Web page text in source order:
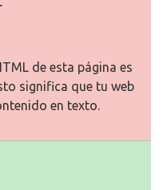
de esta página es
significa que tu web
en texto.